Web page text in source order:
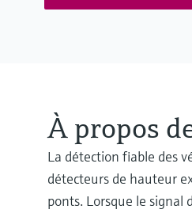
À propos
La détection fiable des
détecteurs de hauteur
ponts. Lorsque le signal